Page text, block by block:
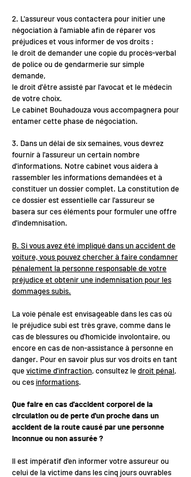
2. L'assureur vous contactera pour initier une
négociation à l'amiable afin de réparer vos
préjudices et vous informer de vos droits :
le droit de demander une copie du procès-verbal
de police ou de gendarmerie sur simple
demande,
le droit d'être assisté par l'avocat et le médecin
de votre choix.
Le cabinet Bouhadouza vous accompagnera pour
entamer cette phase de négociation.
3. Dans un délai de six semaines, vous devrez
fournir à l'assureur un certain nombre
d'informations. Notre cabinet vous aidera à
rassembler les informations demandées et à
constituer un dossier complet. La constitution de
ce dossier est essentielle car l'assureur se
basera sur ces éléments pour formuler une offre
d'indemnisation.
B. Si vous avez été impliqué dans un accident de
voiture, vous pouvez chercher à faire condamner
pénalement la personne responsable de votre
préjudice et obtenir une indemnisation pour les
dommages subis.
La voie pénale est envisageable dans les cas où
le préjudice subi est très grave, comme dans le
cas de blessures ou d'homicide involontaire, ou
encore en cas de non-assistance à personne en
danger. Pour en savoir plus sur vos droits en tant
quevictime d'infraction, consultez ledroit pénal,
ou ces informations.
Que faire en cas d'accident corporel de la
circulation ou de perte d'un proche dans un
accident de la route causé par une personne
inconnue ou non assurée ?
Il est impératif d'en informer votre assureur ou
celui de la victime dans les cinq jours ouvrables